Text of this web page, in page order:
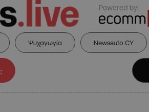
Powered by:
Ψυχαγωγία Newsauto CY